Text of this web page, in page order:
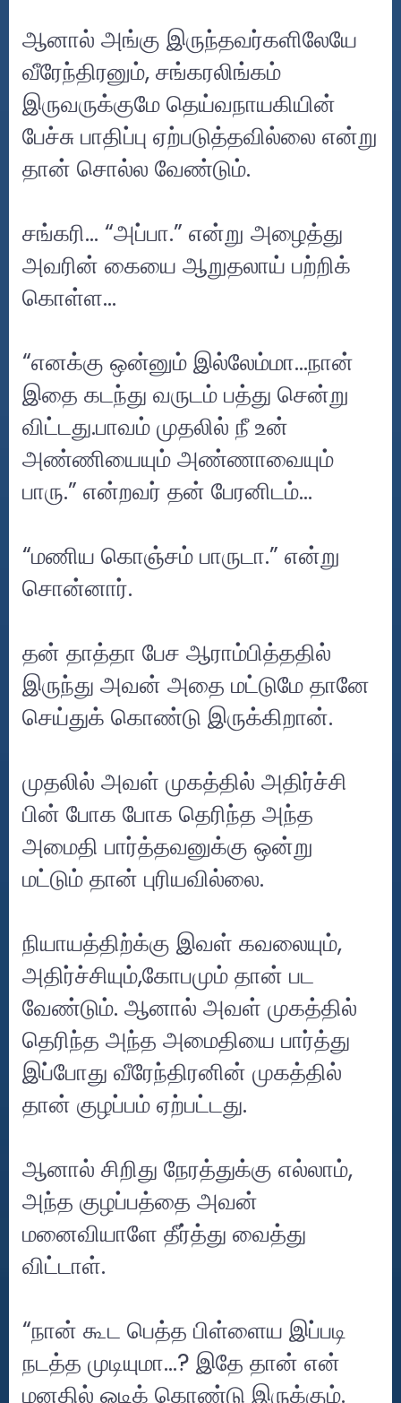
ஆனால் அங்கு இருந்தவர்களிலேயே
வீரேந்திரனும், சங்கரலிங்கம்
இருவருக்குமே தெய்வநாயகியின்
பேச்சு பாதிப்பு ஏற்படுத்தவில்லை என்று
தான் சொல்ல வேண்டும்.
சங்கரி… “அப்பா.” என்று அழைத்து
அவரின் கையை ஆறுதலாய் பற்றிக்
கொள்ள…
“எனக்கு ஒன்னும் இல்லேம்மா...நான்
இதை கடந்து வருடம் பத்து சென்று
விட்டது.பாவம் முதலில் நீ உன்
அண்ணியையும் அண்ணாவையும்
பாரு.” என்றவர் தன் பேரனிடம்…
“மணிய கொஞ்சம் பாருடா.” என்று
சொன்னார்.
தன் தாத்தா பேச ஆராம்பித்ததில்
இருந்து அவன் அதை மட்டுமே தானே
செய்துக் கொண்டு இருக்கிறான்.
முதலில் அவள் முகத்தில் அதிர்ச்சி
பின் போக போக தெரிந்த அந்த
அமைதி பார்த்தவனுக்கு ஒன்று
மட்டும் தான் புரியவில்லை.
நியாயத்திற்க்கு இவள் கவலையும்,
அதிர்ச்சியும்,கோபமும் தான் பட
வேண்டும். ஆனால் அவள் முகத்தில்
தெரிந்த அந்த அமைதியை பார்த்து
இப்போது வீரேந்திரனின் முகத்தில்
தான் குழப்பம் ஏற்பட்டது.
ஆனால் சிறிது நேரத்துக்கு எல்லாம்,
அந்த குழப்பத்தை அவன்
மனைவியாளே தீர்த்து வைத்து
விட்டாள்.
“நான் கூட பெத்த பிள்ளைய இப்படி
நடத்த முடியுமா…? இதே தான் என்
மனதில் ஓடிக் கொண்டு இருக்கும்.